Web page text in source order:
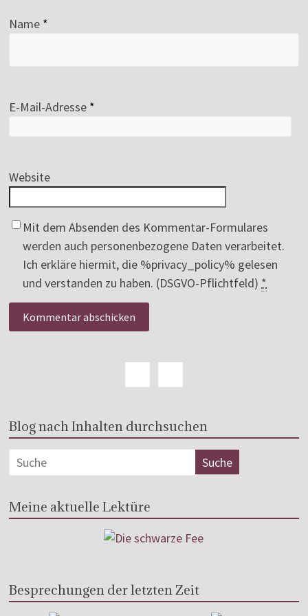
Name *
E-Mail-Adresse *
Website
Mit dem Absenden des Kommentar-Formulares
werden auch personenbezogene Daten verarbeitet.
Ich erkläre hiermit, die %privacy_policy% gelesen
und verstanden zu haben. (DSGVO-Pflichtfeld) *
Blog nach Inhalten durchsuchen
Meine aktuelle Lektüre
Besprechungen der letzten Zeit